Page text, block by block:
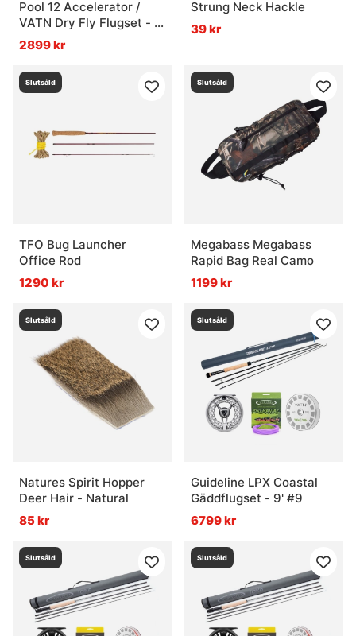
Pool 12 Accelerator /
VATN Dry Fly Flugset - 9'
#4
2899 kr
Strung Neck Hackle
39 kr
Slutsåld
TFO Bug Launcher
Office Rod
1290 kr
Slutsåld
Megabass Megabass
Rapid Bag Real Camo
1199 kr
Slutsåld
Natures Spirit Hopper
Deer Hair - Natural
85 kr
Slutsåld
Guideline LPX Coastal
Gäddflugset - 9' #9
6799 kr
Slutsåld Slutsåld